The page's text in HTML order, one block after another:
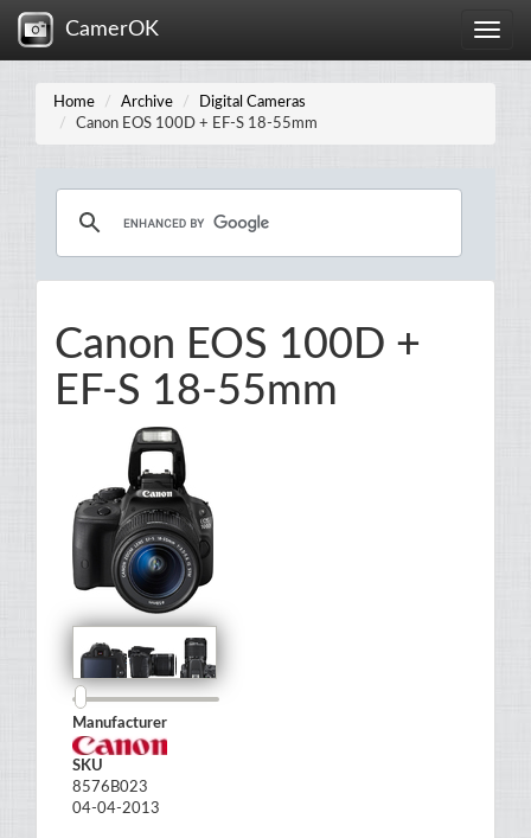
Toggle
CamerOK
Home Archive
Digital Cameras
Canon EOS 100D + EF-S 18-55mm
Canon EOS 100D +
EF-S 18-55mm
Manufacturer
SKU
8576B023
04-04-2013